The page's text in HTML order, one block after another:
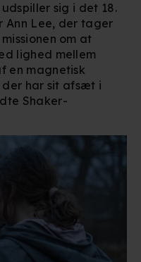
sig i det 18.
Ann Lee, der tager
om at
lighed mellem
en magnetisk
der har sit afsæt i
Shaker-